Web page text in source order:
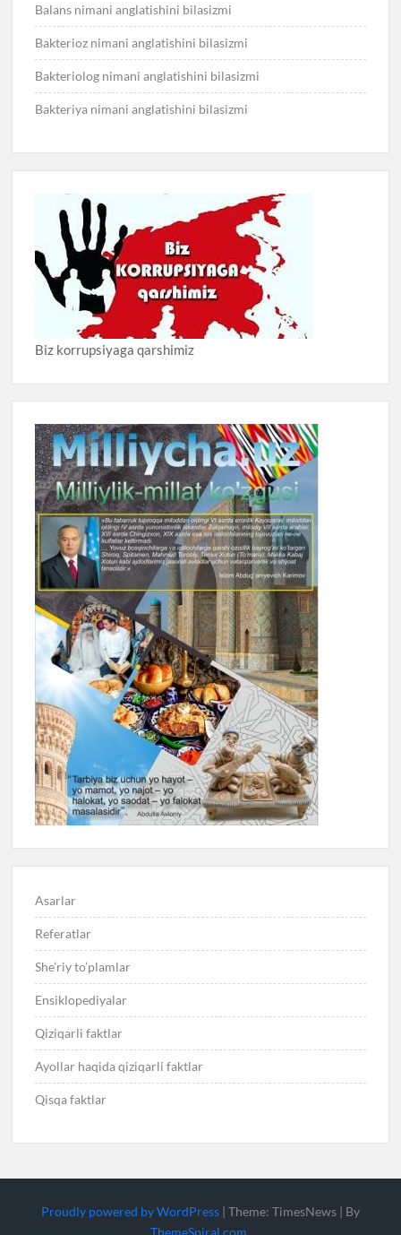
Balans nimani anglatishini bilasizmi
Bakterioz nimani anglatishini bilasizmi
Bakteriolog nimani anglatishini bilasizmi
Bakteriya nimani anglatishini bilasizmi
Biz korrupsiyaga qarshimiz
Asarlar
Referatlar
She’riy to’plamlar
Ensiklopediyalar
Qiziqarli faktlar
Ayollar haqida qiziqarli faktlar
Qisqa faktlar
Proudly powered by WordPress | Theme: TimesNews | By
ThemeSpiral.com